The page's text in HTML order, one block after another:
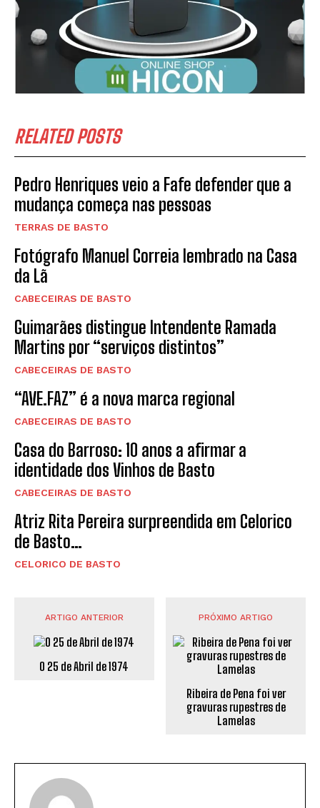
Li e aceito a vossaPolitica de Privacidade
RELATED POSTS
Pedro Henriques veio a Fafe defender que a
mudança começa nas pessoas
TERRAS DE BASTO
Fotógrafo Manuel Correia lembrado na Casa
da Lã
CABECEIRAS DE BASTO
Guimarães distingue Intendente Ramada
Martins por “serviços distintos”
CABECEIRAS DE BASTO
“AVE.FAZ” é a nova marca regional
CABECEIRAS DE BASTO
Casa do Barroso: 10 anos a afirmar a
identidade dos Vinhos de Basto
CABECEIRAS DE BASTO
Atriz Rita Pereira surpreendida em Celorico
de Basto…
CELORICO DE BASTO
ARTIGO ANTERIOR
O 25 de Abril de 1974
PRÓXIMO ARTIGO
Ribeira de Pena foi ver
gravuras rupestres de
Lamelas